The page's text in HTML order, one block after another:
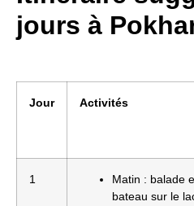
jours à
Jour Activités
1
Matin : balade
bateau sur le